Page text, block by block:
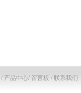
/ 产品中心/ 留言板 / 联系我们